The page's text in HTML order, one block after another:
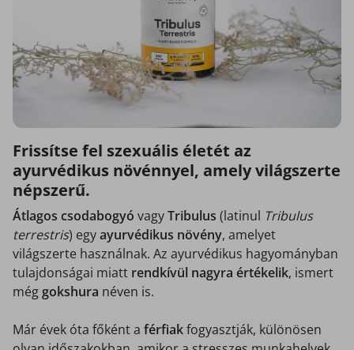
Frissítse fel szexuális életét az
ayurvédikus növénnyel, amely világszerte
népszerű.
Átlagos csodabogyó vagyTribulus (latinul Tribulus
terrestris) egyayurvédikus növény, amelyet
világszerte használnak. Az ayurvédikus hagyományban
tulajdonságai miatt rendkívül nagyra értékelik, ismert
még gokshura néven is.
Már évek óta főként a férfiakfogyasztják, különösen